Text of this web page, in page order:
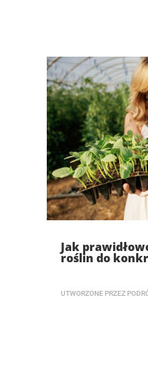
Jak
roślin do
UTWORZONE PRZEZ